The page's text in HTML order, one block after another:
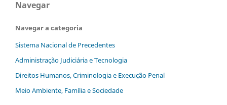
Navegar
Navegar a categoria
Sistema Nacional de Precedentes
Administração Judiciária e Tecnologia
Direitos Humanos, Criminologia e Execução Penal
Meio Ambiente, Família e Sociedade